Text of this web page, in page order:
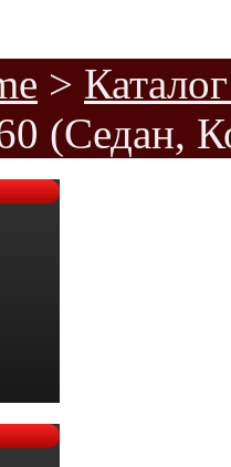
>
(Седан,